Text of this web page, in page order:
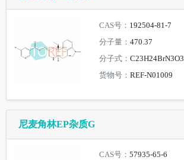
CAS号： 192504-81-7
分子量：470.37
分子式：C23H24BrN3O3
货物号：REF-N01009
尼麦角林EP杂质G
CAS号：57935-65-6